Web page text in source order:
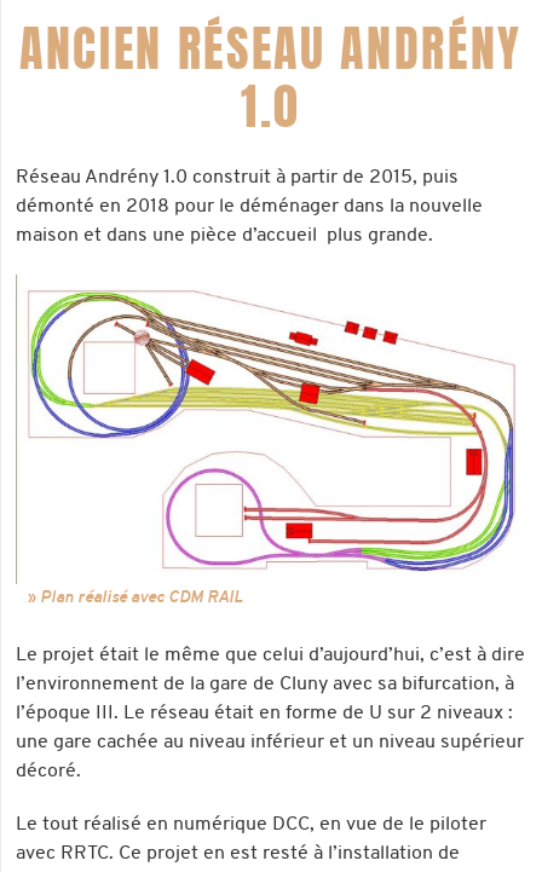
ANCIEN RÉSEAU ANDRÉNY
1.0
Réseau Andrény 1.0 construit à partir de 2015, puis
démonté en 2018 pour le déménager dans la nouvelle
maison et dans une pièce d’accueil plus grande.
Plan réalisé avec CDM RAIL
Le projet était le même que celui d’aujourd’hui, c’est à dire
l’environnement de la gare de Cluny avec sa bifurcation, à
l’époque III. Le réseau était en forme de U sur 2 niveaux :
une gare cachée au niveau inférieur et un niveau supérieur
décoré.
Le tout réalisé en numérique DCC, en vue de le piloter
avec RRTC. Ce projet en est resté à l’installation de